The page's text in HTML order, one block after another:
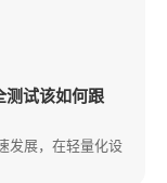
测试该如何跟
发展，在轻量化设